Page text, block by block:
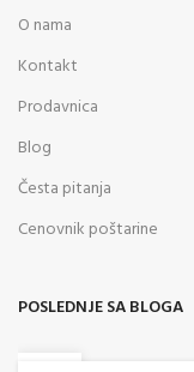
O nama
Kontakt
Prodavnica
Blog
Česta pitanja
Cenovnik poštarine
POSLEDNJE SA BLOGA